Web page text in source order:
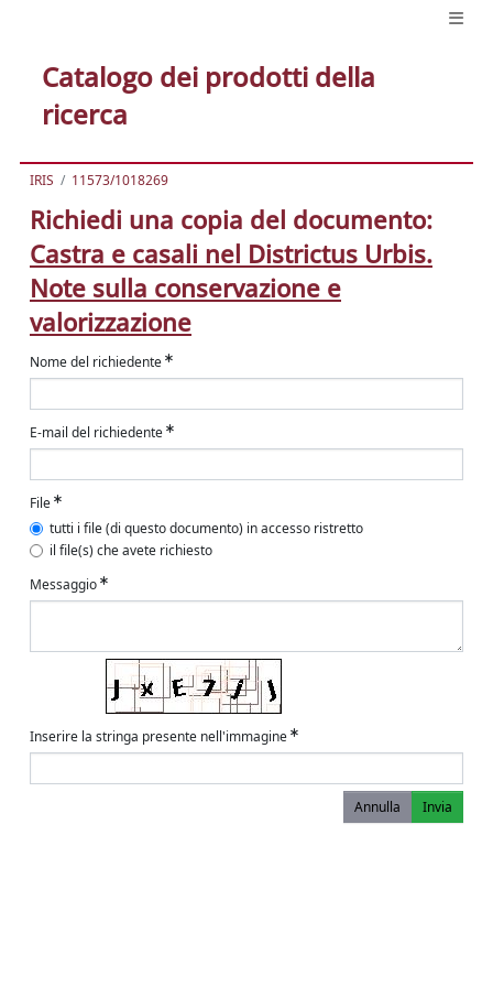
Catalogo dei prodotti della
ricerca
IRIS 11573/1018269
Richiedi una copia del documento:
Castra e casali nel Districtus Urbis.
Note sulla conservazione e
valorizzazione
Nome del richiedente
E-mail del richiedente
File
tutti i file (di questo documento) in accesso ristretto
il file(s) che avete richiesto
Messaggio
Inserire la stringa presente nell'immagine
Annulla Invia